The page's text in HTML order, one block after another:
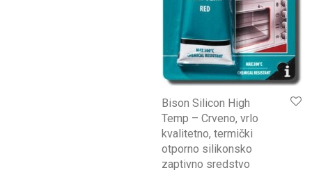
Bison Silicon High
Temp – Crveno, vrlo
kvalitetno, termički
otporno silikonsko
zaptivno sredstvo